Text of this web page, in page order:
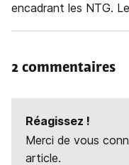
encadrant les NTG.
2 commentaires
Réagissez !
Merci de vous
article.